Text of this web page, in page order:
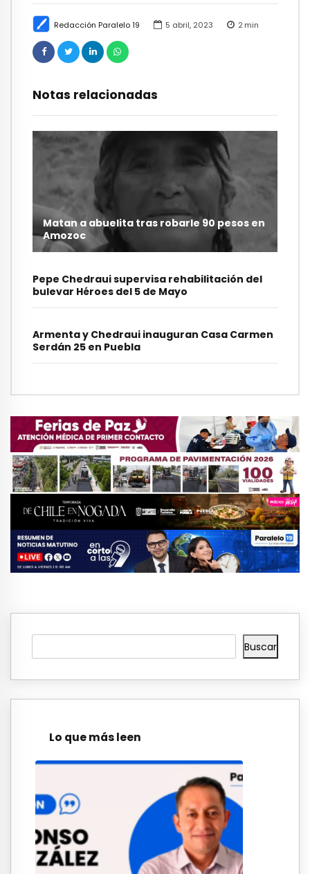
Redacción Paralelo 19 5 abril, 2023 2 min
Notas relacionadas
Matan a abuelita tras robarle 90 pesos en
Amozoc
Pepe Chedraui supervisa rehabilitación del
bulevar Héroes del 5 de Mayo
Armenta y Chedraui inauguran Casa Carmen
Serdán 25 en Puebla
Buscar
Lo que más leen